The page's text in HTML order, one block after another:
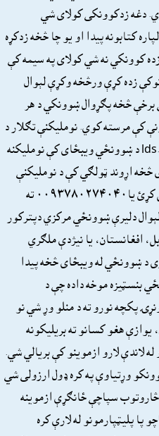
دغه زدکوونکى کولاى شي
کتابونه پيدا او يو چا څخه زدکړه
کوونکي نه شي کولاى په سيمه کې
زده کړې ورڅخه وکړې لېوال
څخه پګړوال ښوونکي د هر
کې مرسته کوي. نومليکنې تګلار د
نومليکنې يا داخلې لپاره lds.liwal.com د ښوونځي ويبځاى کې نومليکنه
څخه اړوند ټولګي کې د نومليکنې
تړې يا شرتونه وګورئ او نومليکنه پيل کړئ يا٠٠٩٣٧٨٠٢٧٤٠٤٠ ته
دليرې ښوونځي مرکزي دپترکور
کابل، افغانستان، يا نيژدې ملګري
د ښوونځي له ويبځاى څخه پيدا
بنسټيزه موخه داده چې د
پکچه نورو ته د منلو وړ شي نو
يوازې هغو کسانو ته بريليکونه
لاندې لارو ازموينو کې بريالي شي.
وړتياوې په کره ډول ارزولى شي
سپاچې ځانګړې ازموينه
پليټپارمونو له لارې کره